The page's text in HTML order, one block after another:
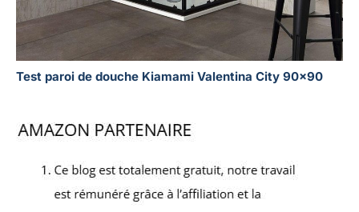
Test paroi de douche Kiamami Valentina City 90×90